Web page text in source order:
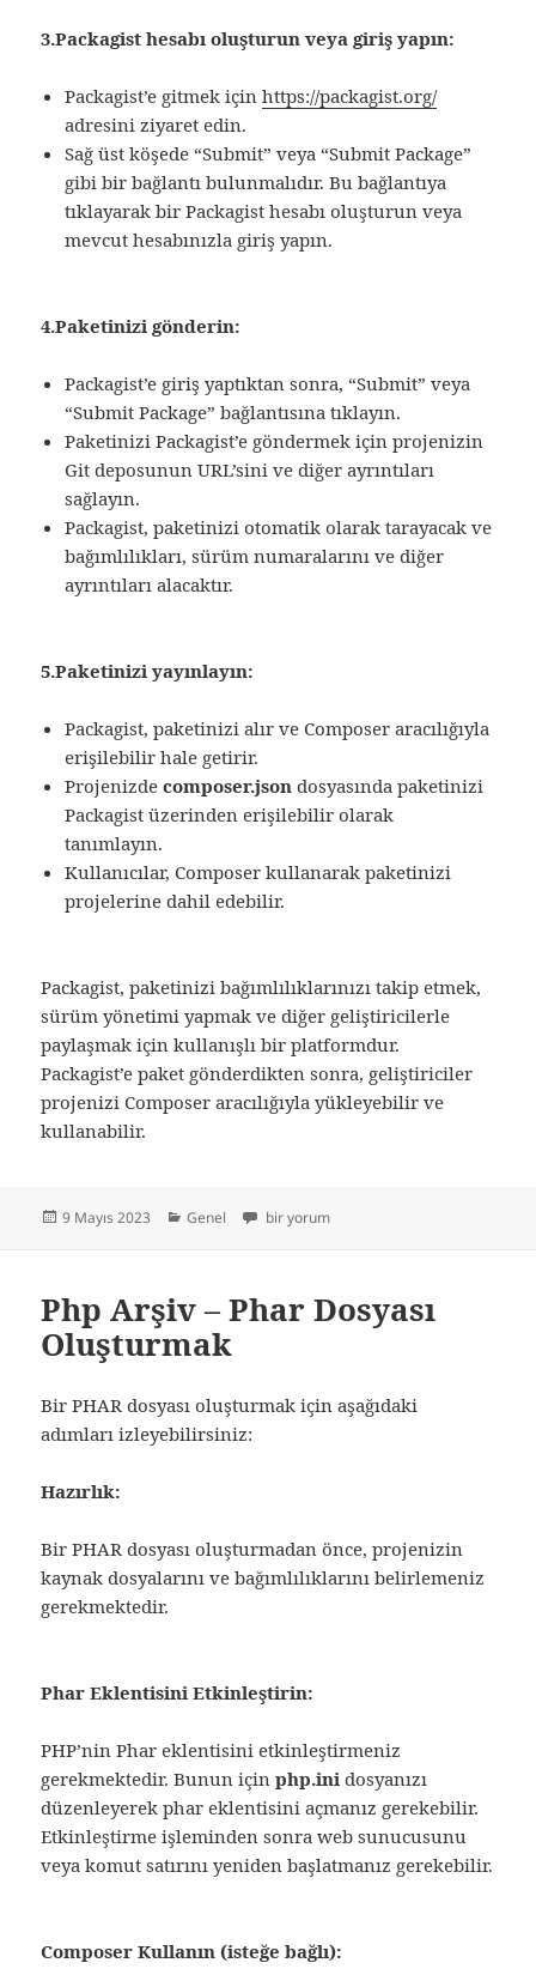
3.Packagist hesabı oluşturun veya giriş yapın:
Packagist’e gitmek içinhttps://packagist.org/
adresini ziyaret edin.
Sağ üst köşede “Submit” veya “Submit Package”
gibi bir bağlantı bulunmalıdır. Bu bağlantıya
tıklayarak bir Packagist hesabı oluşturun veya
mevcut hesabınızla giriş yapın.
4.Paketinizi gönderin:
Packagist’e giriş yaptıktan sonra, “Submit” veya
“Submit Package” bağlantısına tıklayın.
Paketinizi Packagist’e göndermek için projenizin
Git deposunun URL’sini ve diğer ayrıntıları
sağlayın.
Packagist, paketinizi otomatik olarak tarayacak ve
bağımlılıkları, sürüm numaralarını ve diğer
ayrıntıları alacaktır.
5.Paketinizi yayınlayın:
Packagist, paketinizi alır ve Composer aracılığıyla
erişilebilir hale getirir.
Projenizdecomposer.json dosyasında paketinizi
Packagist üzerinden erişilebilir olarak
tanımlayın.
Kullanıcılar, Composer kullanarak paketinizi
projelerine dahil edebilir.
Packagist, paketinizi bağımlılıklarınızı takip etmek,
sürüm yönetimi yapmak ve diğer geliştiricilerle
paylaşmak için kullanışlı bir platformdur.
Packagist’e paket gönderdikten sonra, geliştiriciler
projenizi Composer aracılığıyla yükleyebilir ve
kullanabilir.
Yayın
9 Mayıs 2023 Kategoriler
Genel Packagist nedir? Nasıl Composer Paketi
bir yorum
Php Arşiv – Phar Dosyası
Oluşturmak
Bir PHAR dosyası oluşturmak için aşağıdaki
adımları izleyebilirsiniz:
Hazırlık:
Bir PHAR dosyası oluşturmadan önce, projenizin
kaynak dosyalarını ve bağımlılıklarını belirlemeniz
gerekmektedir.
Phar Eklentisini Etkinleştirin:
PHP’nin Phar eklentisini etkinleştirmeniz
gerekmektedir. Bunun için php.ini dosyanızı
düzenleyerek phar eklentisini açmanız gerekebilir.
Etkinleştirme işleminden sonra web sunucusunu
veya komut satırını yeniden başlatmanız gerekebilir.
Composer Kullanın (isteğe bağlı):